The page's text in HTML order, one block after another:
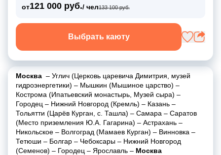
от121 000 руб./ чел133 100 руб.
Выбрать каюту
Москва – Углич (Церковь царевича Димитрия, музей
гидроэнергетики) – Мышкин (Мышиное царство) –
Кострома (Ипатьевский монастырь, Музей сыра) –
Городец – Нижний Новгород (Кремль) – Казань –
Тольятти (Царёв Курган, с. Ташла) – Самара – Саратов
(Место приземления Ю.А. Гагарина) – Астрахань –
Никольское – Волгоград (Мамаев Курган) – Винновка –
Тетюши – Болгар – Чебоксары – Нижний Новгород
(Семенов) – Городец – Ярославль – Москва